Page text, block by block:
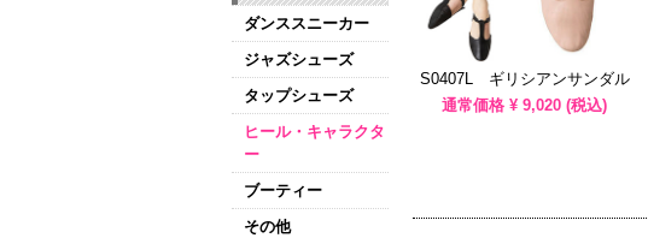
S0407L ギリシアンサンダル
通常価格 ¥ 9,020 (税込)
ダンススニーカー
ジャズシューズ
タップシューズ
ヒール・キャラクタ
ー
ブーティー
その他